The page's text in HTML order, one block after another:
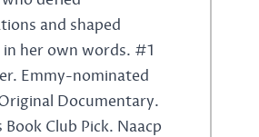
and shaped
her own words. #1
Emmy-nominated
Documentary.
Club Pick. Naacp